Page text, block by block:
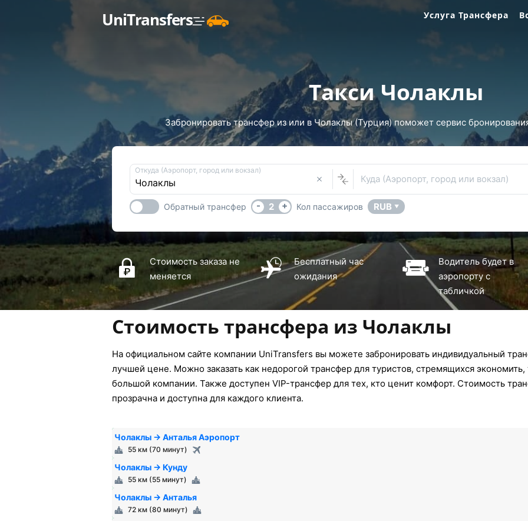
UniTransfers Услуга Трансфера
Такси Чолаклы
Забронировать трансфер из или в Чолаклы (Турция) поможет сервис
Откуда (Аэропорт, город или вокзал)
Куда (Аэропорт, город или вокзал)
Обратный трансфер - 2 + Кол пассажиров RUB ▼
Стоимость заказа не
меняется
Бесплатный час
ожидания
Водитель будет в
аэропорту с
табличкой
Стоимость трансфера из Чолаклы
На официальном сайте компании UniTransfers вы можете забронировать индивидуальный
лучшей цене. Можно заказать как недорогой трансфер для туристов, стремящихся экономить,
большой компании. Также доступен VIP-трансфер для тех, кто ценит комфорт. Стоимость
прозрачна и доступна для каждого клиента.
Чолаклы → Анталья Аэропорт
55 км (70 минут)
Чолаклы → Кунду
55 км (55 минут)
Чолаклы → Анталья
72 км (80 минут)